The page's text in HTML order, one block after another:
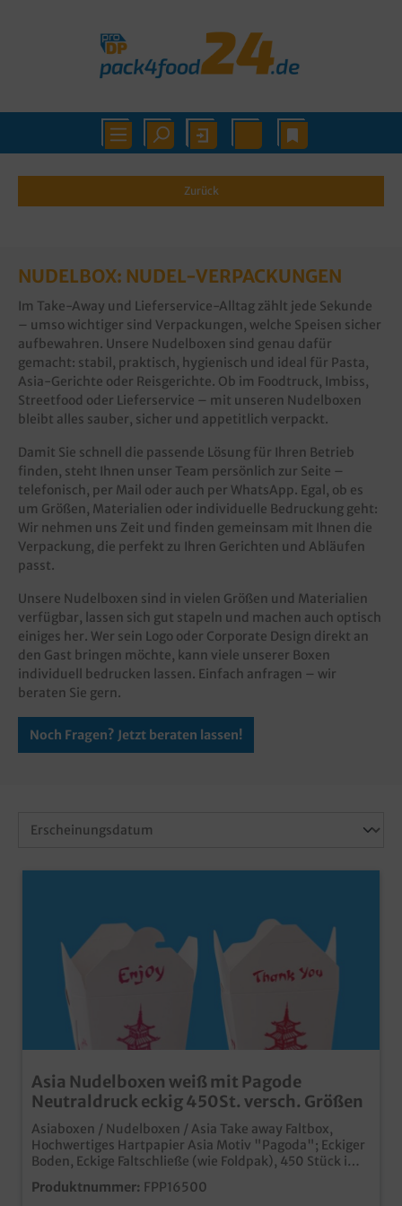
Zurück
NUDELBOX: NUDEL-VERPACKUNGEN
Im Take-Away und Lieferservice-Alltag zählt jede Sekunde
– umso wichtiger sind Verpackungen, welche Speisen sicher
aufbewahren. Unsere Nudelboxen sind genau dafür
gemacht: stabil, praktisch, hygienisch und ideal für Pasta,
Asia-Gerichte oder Reisgerichte. Ob im Foodtruck, Imbiss,
Streetfood oder Lieferservice – mit unseren Nudelboxen
bleibt alles sauber, sicher und appetitlich verpackt.
Damit Sie schnell die passende Lösung für Ihren Betrieb
finden, steht Ihnen unser Team persönlich zur Seite –
telefonisch, per Mail oder auch per WhatsApp. Egal, ob es
um Größen, Materialien oder individuelle Bedruckung geht:
Wir nehmen uns Zeit und finden gemeinsam mit Ihnen die
Verpackung, die perfekt zu Ihren Gerichten und Abläufen
passt.
Unsere Nudelboxen sind in vielen Größen und Materialien
verfügbar, lassen sich gut stapeln und machen auch optisch
einiges her. Wer sein Logo oder Corporate Design direkt an
den Gast bringen möchte, kann viele unserer Boxen
individuell bedrucken lassen. Einfach anfragen – wir
beraten Sie gern.
Noch Fragen? Jetzt beraten lassen!
Asia Nudelboxen weiß mit Pagode
Neutraldruck eckig 450St. versch. Größen
Asiaboxen / Nudelboxen / Asia Take away Faltbox,
Hochwertiges Hartpapier Asia Motiv "Pagoda"; Eckiger
Boden, Eckige Faltschließe (wie Foldpak), 450 Stück im
Karton16oz/500ml & 26oz/750ml zur Auswahl
praktische Snackbox aus Hartpapier für das Asia
Produktnummer: FPP16500